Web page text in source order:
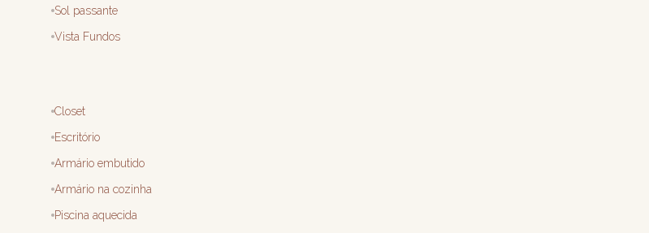
Sol passante
Vista Fundos
Closet
Escritório
Armário embutido
Armário na cozinha
Piscina aquecida